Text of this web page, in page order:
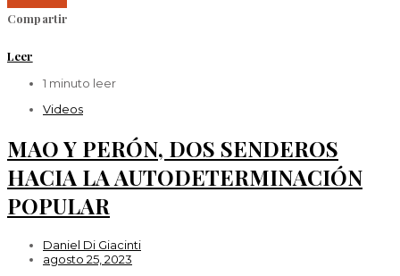
Compartir
Leer
1 minuto leer
Videos
MAO Y PERÓN, DOS SENDEROS
HACIA LA AUTODETERMINACIÓN
POPULAR
Daniel Di Giacinti
agosto 25, 2023